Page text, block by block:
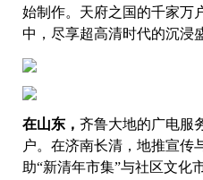
始制作。天府之国的千家万
中，尽享超高清时代的沉浸
在山东， 齐鲁大地的广电服
户。在济南长清，地推宣传
助“新清年市集”与社区文化